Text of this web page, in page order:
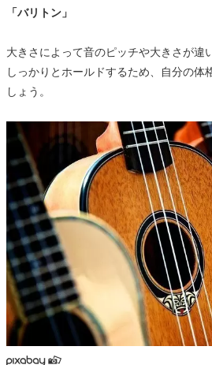
「バリトン」
大きさによって音のピッチや大きさが違
しっかりとホールドするため、自分の体
しょう。